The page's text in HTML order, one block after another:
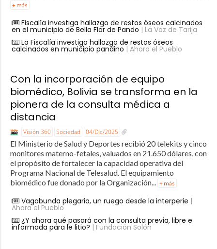
+ más
Fiscalía investiga hallazgo de restos óseos calcinados
en el municipio de Bella Flor de Pando | La Voz de Tarija
La Fiscalía investiga hallazgo de restos óseos
calcinados en municipio pandino | Ahora el Pueblo
Con la incorporación de equipo
biomédico, Bolivia se transforma en la
pionera de la consulta médica a
distancia
Visión 360 Sociedad 04/Dic/2025
El Ministerio de Salud y Deportes recibió 20 telekits y cinco
monitores materno-fetales, valuados en 21.650 dólares, con
el propósito de fortalecer la capacidad operativa del
Programa Nacional de Telesalud. El equipamiento
biomédico fue donado por la Organización... + más
Vagabunda plegaria, un ruego desde la interperie |
Ahora el Pueblo
¿Y ahora qué pasará con la consulta previa, libre e
informada para le litio? | Fundación Solón